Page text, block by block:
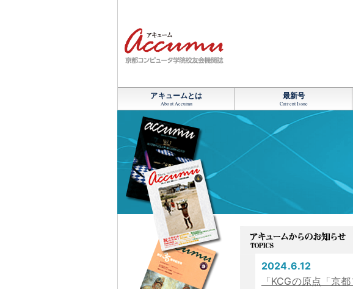
アキュームとは
About Accumu
最新号
Current Issue
2024.6.12
「KCGの原点「京